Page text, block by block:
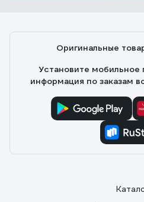
Оригинальные
Установите мобильное
информация по заказам